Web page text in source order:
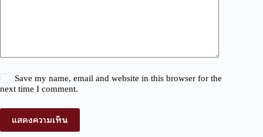
Save my name, email and website in this browser for the
next time I comment.
แสดงความเห็น